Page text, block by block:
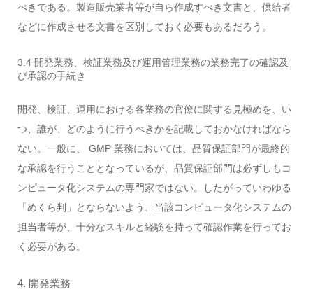
べきである。製造販売業者等が自ら作成すべき文書と、供給者
などに作成させる文書を区別しておく必要もあるだろう。
3.4 開発業務、検証業務及び運用管理業務の業務完了の確認及
び承認の手続き
開発、検証、運用における各業務の官僚に関する見極めを、い
つ、誰が、どのように行うべきかを記載しておかなければなら
ない。一般に、 GMP 業務においては、品質保証部門が最終的
な承認を行うこととなっているが、品質保証部門は必ずしもコ
ンピュータ化システムの専門家ではない。したがっていわゆる
「めくら判」とならないよう、当該コンピュータ化システムの
担当者等が、十分なスキルと経験を持って確認作業を行ってお
く必要がある。
4. 開発業務